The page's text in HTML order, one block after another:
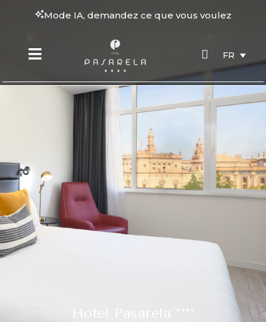
Mode IA, demandez ce que vous voulez
FR
Hotel Pasarela ****